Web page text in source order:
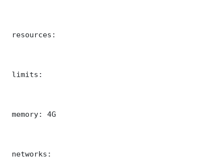
resources:
limits:
memory: 4G
networks: